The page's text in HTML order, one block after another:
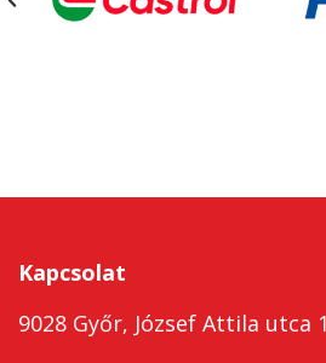
Kapcsolat
9028 Győr, József Attila utca